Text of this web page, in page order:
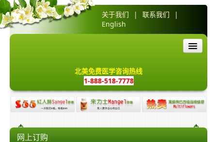
关于我们 | 联系我们
|
English
产品介绍
红人归胶囊
来力士胶囊
北美免费医学咨询热线
1-888-518-7778
网上订购